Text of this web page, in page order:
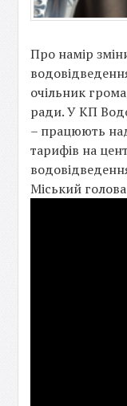
Про намір
очільник
ради. У КП
– працюють
тарифів на
Міський